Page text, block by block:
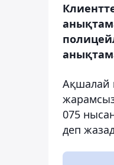
Ақшалай
075
деп